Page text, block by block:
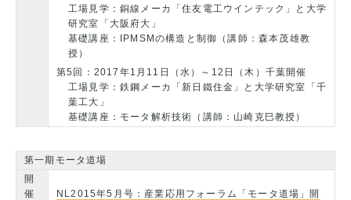
工場見学：銅線メーカ「住友電工ウインテック」と大学
研究室「大阪府大」
基礎講座：IPMSMの構造と制御（講師：森本茂雄教
授）
第5回：2017年1月11日（水）～12日（木）千葉開催
工場見学：鉄鋼メーカ「新日鐵住金」と大学研究室「千
葉工大」
基礎講座：モータ解析技術（講師：山崎克巳教授）
第一期モータ道場
開
催
NL2015年5月号：産業応用フォーラム「モータ道場」開